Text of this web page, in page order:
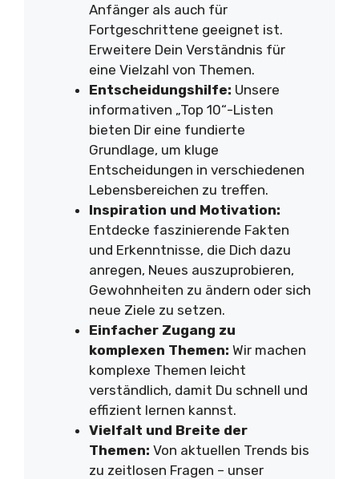
Anfänger als auch für
Fortgeschrittene geeignet ist.
Erweitere Dein Verständnis für
eine Vielzahl von Themen.
Entscheidungshilfe: Unsere
informativen „Top 10“-Listen
bieten Dir eine fundierte
Grundlage, um kluge
Entscheidungen in verschiedenen
Lebensbereichen zu treffen.
Inspiration und Motivation:
Entdecke faszinierende Fakten
und Erkenntnisse, die Dich dazu
anregen, Neues auszuprobieren,
Gewohnheiten zu ändern oder sich
neue Ziele zu setzen.
Einfacher Zugang zu
komplexen Themen: Wir machen
komplexe Themen leicht
verständlich, damit Du schnell und
effizient lernen kannst.
Vielfalt und Breite der
Themen: Von aktuellen Trends bis
zu zeitlosen Fragen – unser